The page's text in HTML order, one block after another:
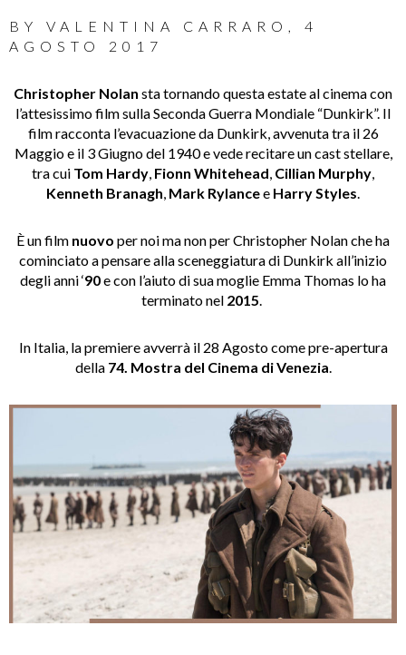
BY VALENTINA CARRARO , 4
AGOSTO 2017
Christopher Nolan sta tornando questa estate al cinema con
l’attesissimo film sulla Seconda Guerra Mondiale “Dunkirk”. Il
film racconta l’evacuazione da Dunkirk, avvenuta tra il 26
Maggio e il 3 Giugno del 1940 e vede recitare un cast stellare,
tra cui Tom Hardy, Fionn Whitehead, Cillian Murphy,
Kenneth Branagh, Mark Rylancee Harry Styles.
È un film nuovo per noi ma non per Christopher Nolan che ha
cominciato a pensare alla sceneggiatura di Dunkirk all’inizio
degli anni ‘90e con l’aiuto di sua moglie Emma Thomas lo ha
terminato nel 2015.
In Italia, la premiere avverrà il 28 Agosto come pre-apertura
della 74. Mostra del Cinema di Venezia.